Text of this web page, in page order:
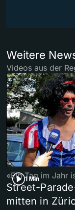
Weitere
Videos aus der
1 Min
«Ein Tag im Jahr
Street-
mitten in